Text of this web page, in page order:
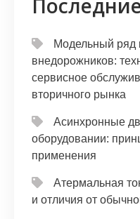
Модельный ряд
внедорожников:
сервисное
вторичного рынка
Асинхронные
оборудовании:
применения
Атермальная
и отличия от